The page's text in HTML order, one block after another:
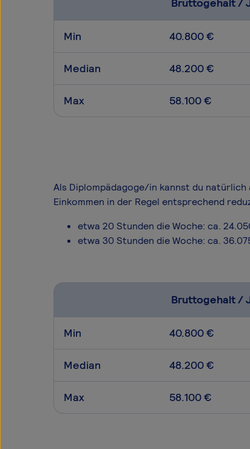
Min 40.800 €
Median 48.200 €
Max 58.100 €
Als Diplompädagoge/in kannst du
Einkommen in der Regel entsprechend
etwa 20 Stunden die Woche: ca.
etwa 30 Stunden die Woche: ca.
Bruttogehalt /
Min 40.800 €
Median 48.200 €
Max 58.100 €